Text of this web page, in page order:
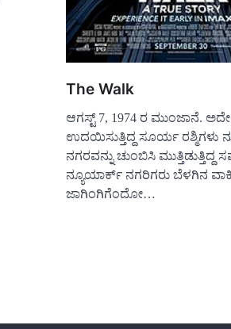
The Walk
ಆಗಸ್ಟ್ 7, 1974 ರ ಮುಂಜಾನೆ. ಅದೇ
ಉದಯಿಸುತ್ತಿದ್ದ ಸೂರ್ಯ ರಶ್ಮಿಗಳು
ನಗರವನ್ನು ಚುಂಬಿಸಿ
ನ್ಯೂಯಾರ್ಕ್ ನಗರಿಗರು ಬೆಳಗಿನ
ಜಾಗಿಂಗಿಗೆಂದೋ…